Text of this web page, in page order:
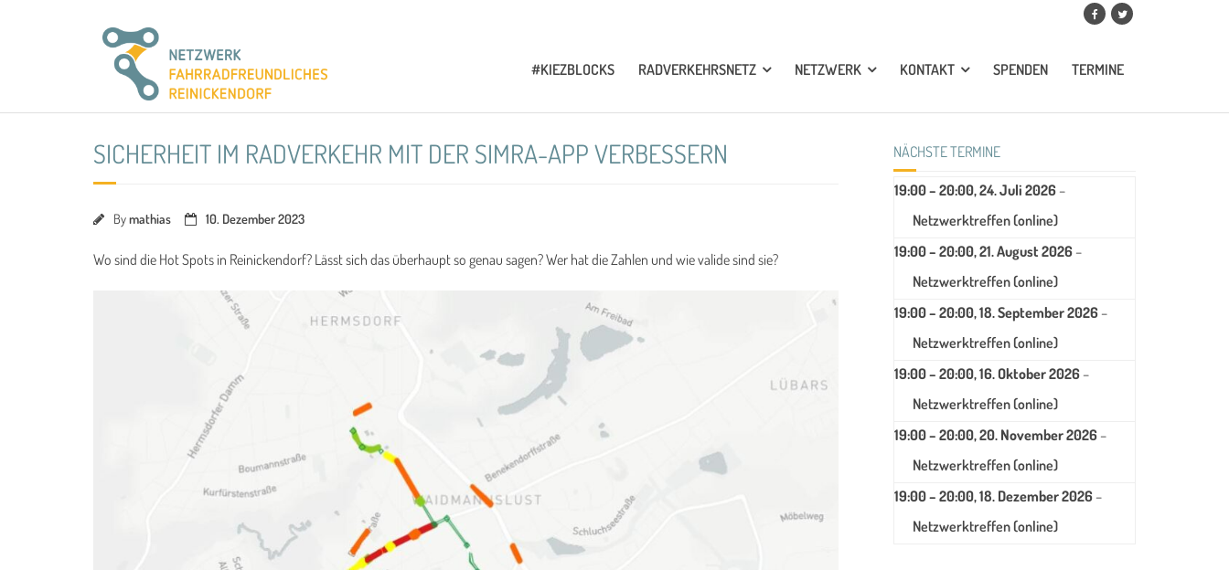
#KIEZBLOCKS RADVERKEHRSNETZ NETZWERK KONTAKT SPENDEN TERMINE
SICHERHEIT IM RADVERKEHR MIT DER SIMRA-APP VERBESSERN
Bymathias 10. Dezember 2023
Wo sind die Hot Spots in Reinickendorf? Lässt sich das überhaupt so genau sagen? Wer hat die Zahlen und wie valide sind sie?
NÄCHSTE TERMINE
19:00– 20:00,24. Juli 2026 –
Netzwerktreffen (online)
19:00– 20:00,21. August 2026 –
Netzwerktreffen (online)
19:00– 20:00,18. September 2026 –
Netzwerktreffen (online)
19:00– 20:00,16. Oktober 2026 –
Netzwerktreffen (online)
19:00– 20:00,20. November 2026 –
Netzwerktreffen (online)
19:00– 20:00,18. Dezember 2026 –
Netzwerktreffen (online)